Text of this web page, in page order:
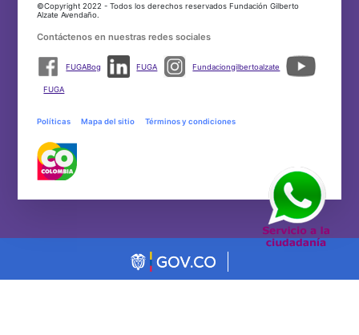
©Copyright 2022 - Todos los derechos reservados Fundación Gilberto
Alzate Avendaño.
Contáctenos en nuestras redes sociales
FUGABog FUGA Fundaciongilbertoalzate
FUGA
Políticas Mapa del sitio Términos y condiciones